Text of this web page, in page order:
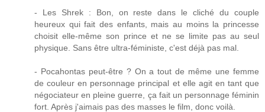
- Les Shrek : Bon, on reste dans le cliché du couple
heureux qui fait des enfants, mais au moins la princesse
choisit elle-même son prince et ne se limite pas au seul
physique. Sans être ultra-féministe, c'est déjà pas mal.
- Pocahontas peut-être ? On a tout de même une femme
de couleur en personnage principal et elle agit en tant que
négociateur en pleine guerre, ça fait un personnage féminin
fort. Après j'aimais pas des masses le film, donc voilà.